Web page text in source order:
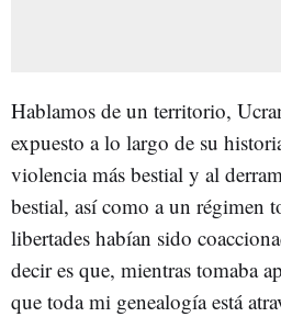
Hablamos de un territorio,
expuesto a lo largo de su
violencia más bestial y al
bestial, así como a un régimen
libertades habían sido
decir es que, mientras tomaba
que toda mi genealogía está